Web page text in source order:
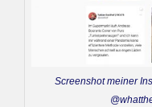
Screenshot meiner